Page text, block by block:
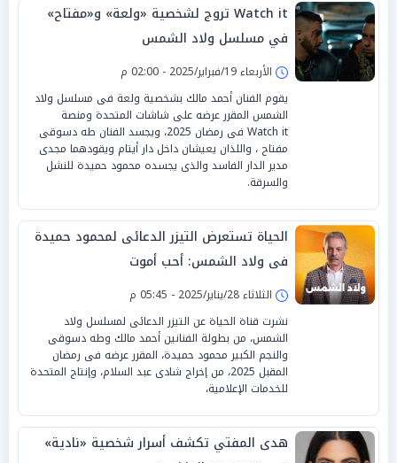
Watch it تروج لشخصية «ولعة» و«مفتاح»
في مسلسل ولاد الشمس
الأربعاء 19/فبراير/2025 - 02:00 م
يقوم الفنان أحمد مالك بشخصية ولعة فى مسلسل ولاد
الشمس المقرر عرضه على شاشات المتحدة ومنصة
Watch it فى رمضان 2025، ويجسد الفنان طه دسوقى
مفتاح ، واللذان يعيشان داخل دار أيتام ويقودهما مجدى
مدير الدار الفاسد والذى يجسده محمود حميدة للنشل
والسرقة.
الحياة تستعرض التيزر الدعائى لمحمود حميدة
فى ولاد الشمس: أحب أموت
الثلاثاء 28/يناير/2025 - 05:45 م
نشرت قناة الحياة عن التيزر الدعائى لمسلسل ولاد
الشمس، من بطولة الفنانين أحمد مالك وطه دسوقى
والنجم الكبير محمود حميدة، المقرر عرضه فى رمضان
المقبل 2025، من إخراج شادى عبد السلام، وإنتاج المتحدة
للخدمات الإعلامية،
هدى المفتي تكشف أسرار شخصية «نادية»